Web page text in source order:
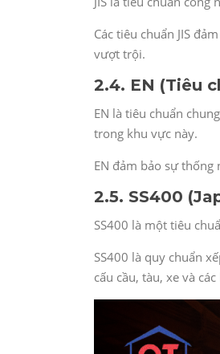
Các tiêu chuẩn JIS
vượt trội.
2.4. EN (Tiêu
EN là tiêu chuẩn
trong khu vực này.
EN đảm bảo sự thống
2.5. SS400
SS400 là một tiêu
SS400 là quy chuẩn
cấu cầu, tàu, xe và